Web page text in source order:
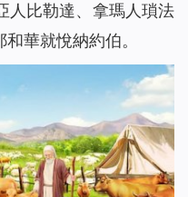
人比勒達、拿瑪人瑣法
華就悅納約伯。